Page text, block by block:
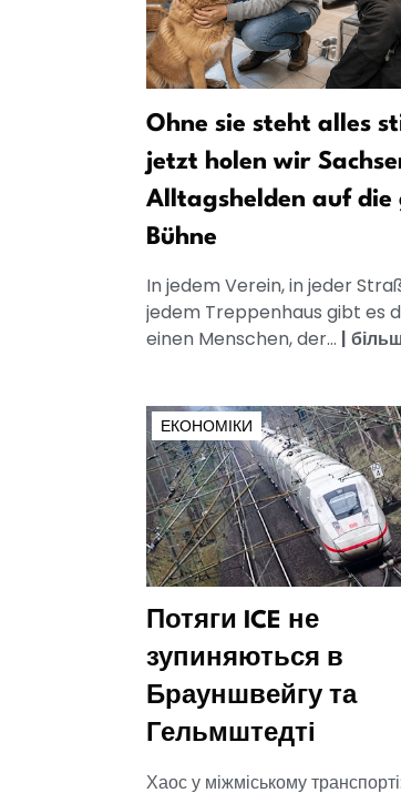
Ohne sie steht alles
jetzt holen wir
Alltagshelden auf die
Bühne
In jedem Verein, in jeder
jedem Treppenhaus gibt es
einen Menschen, der... |
ЕКОНОМІКИ
Потяги ICE не
зупиняються в
Брауншвейгу та
Гельмштедті
Хаос у міжміському транспорті: